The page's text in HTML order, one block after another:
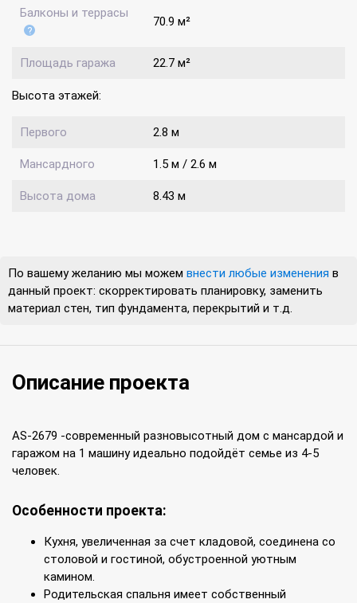
Балконы и террасы
70.9 м²
Площадь гаража 22.7 м²
Высота этажей:
Первого 2.8 м
Мансардного 1.5 м / 2.6 м
Высота дома 8.43 м
По вашему желанию мы можем внести любые изменения в
данный проект: скорректировать планировку, заменить
материал стен, тип фундамента, перекрытий и т.д.
Описание проекта
AS-2679 -современный разновысотный дом с мансардой и
гаражом на 1 машину идеально подойдёт семье из 4-5
человек.
Особенности проекта:
Кухня, увеличенная за счет кладовой, соединена со
столовой и гостиной, обустроенной уютным
камином.
Родительская спальня имеет собственный